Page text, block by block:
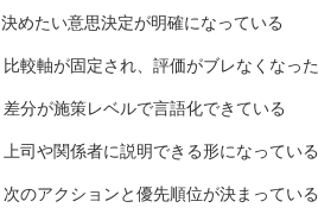
めたい意思決定が明確になっている
較軸が固定され、評価がブレなくなった
分が施策レベルで言語化できている
司や関係者に説明できる形になっている
のアクションと優先順位が決まっている